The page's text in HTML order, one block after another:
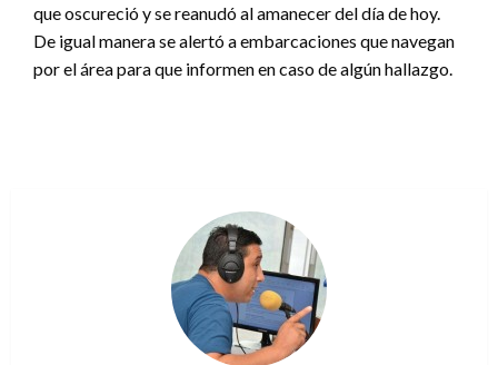
que oscureció y se reanudó al amanecer del día de hoy.
De igual manera se alertó a embarcaciones que navegan
por el área para que informen en caso de algún hallazgo.